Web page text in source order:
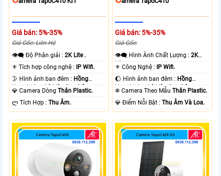
Giá bán: 5%-35%
Giá Gốc: Liên Hệ
👁️‍🗨 Độ Phân giải :2K Lite .
⚜️ Tích hợp công nghệ :
IP Wifi.
🌛 Hình ảnh ban đêm : Hồng
Ngoại 10m Có Màu Ban Ðêm.
💎 Camera DòngThân Plastic.
️ლ Tích Hợp :Thu Âm.
Giá bán: 5%-35%
Giá Gốc:
👁️‍🗨 Hình Ành Chất Lượng :2K
Lite .
⚜️ Công Nghệ :
IP Wifi.
🌔 Hình ảnh ban đêm : Hồng
Ngoại 10m Có Màu Ban Ðêm.
❄ Camera Theo MẫuThân Plastic.
️💎 Điểm Nỗi Bật :Thu Âm Và Loa.